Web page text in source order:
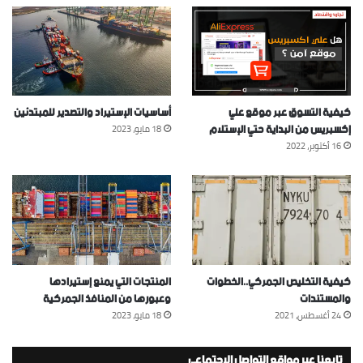
كيفية التسوق عبر موقع علي
إكسبريس من البداية حتي الإستلام
16 أكتوبر، 2022
أساسيات الإستيراد والتصدير للمبتدئين
18 مايو، 2023
كيفية التخليص الجمركي..الخطوات
والمستندات
24 أغسطس، 2021
المنتجات التي يمنع إستيرادها
وعبورها من المنافذ الجمركية
18 مايو، 2023